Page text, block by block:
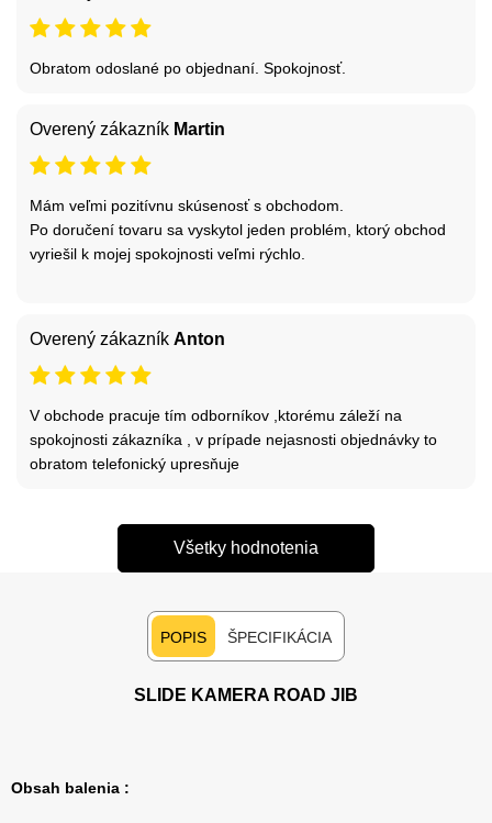
Obratom odoslané po objednaní. Spokojnosť.
Overený zákazník Martin
Mám veľmi pozitívnu skúsenosť s obchodom.
Po doručení tovaru sa vyskytol jeden problém, ktorý obchod
vyriešil k mojej spokojnosti veľmi rýchlo.
Overený zákazník Anton
V obchode pracuje tím odborníkov ,ktorému záleží na
spokojnosti zákazníka , v prípade nejasnosti objednávky to
obratom telefonický upresňuje
Všetky hodnotenia
POPIS ŠPECIFIKÁCIA
SLIDE KAMERA ROAD JIB
Obsah balenia :